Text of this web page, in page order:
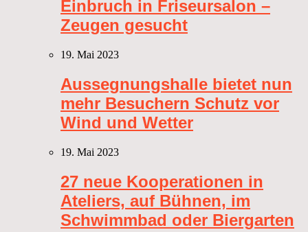
Einbruch in Friseursalon –
Zeugen gesucht
19. Mai 2023
Aussegnungshalle bietet nun
mehr Besuchern Schutz vor
Wind und Wetter
19. Mai 2023
27 neue Kooperationen in
Ateliers, auf Bühnen, im
Schwimmbad oder Biergarten